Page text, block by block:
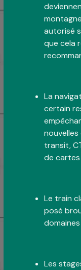
autorisé
que cela
La
certain
transit,
de cartes
Le train
posé
Les